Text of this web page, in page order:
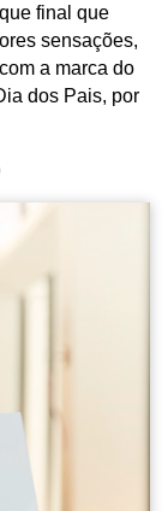
final que
sensações,
a marca do
dos Pais, por